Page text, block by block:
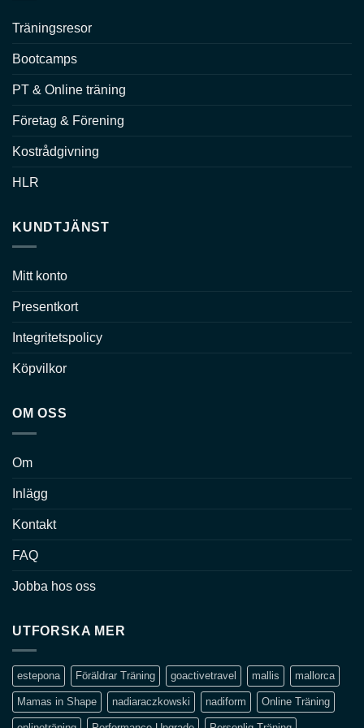
Träningsresor
Bootcamps
PT & Online träning
Företag & Förening
Kostrådgivning
HLR
KUNDTJÄNST
Mitt konto
Presentkort
Integritetspolicy
Köpvilkor
OM OSS
Om
Inlägg
Kontakt
FAQ
Jobba hos oss
UTFORSKA MER
estepona Föräldrar Träning goactivetravel mallis mallorca
Mamas in Shape nadiaraczkowski nadiform Online Träning